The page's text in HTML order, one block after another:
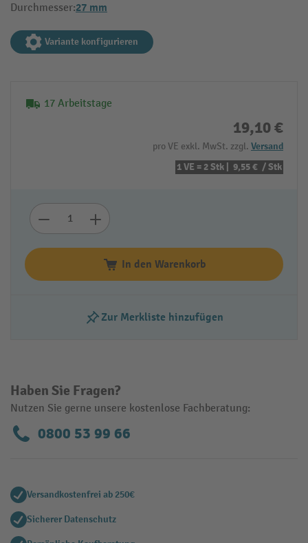
Durchmesser:27 mm
Variante konfigurieren
17 Arbeitstage
19,10 €
pro VE exkl. MwSt. zzgl. Versand
1 VE = 2 Stk | 9,55 € / Stk
In den Warenkorb
Zur Merkliste hinzufügen
Haben Sie Fragen?
Nutzen Sie gerne unsere kostenlose Fachberatung:
0800 53 99 66
Versandkostenfrei ab 250€
Sicherer Datenschutz